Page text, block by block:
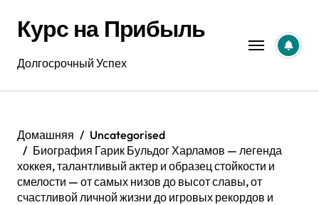
содержанию
Курс на Прибыль
Долгосрочный Успех
Домашняя
Uncategorised
Биография Гарик Бульдог Харламов — легенда
хоккея, талантливый актер и образец стойкости и
смелости — от самых низов до высот славы, от
счастливой личной жизни до игровых рекордов и